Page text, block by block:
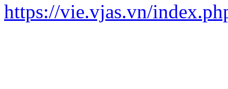
https://vie.vjas.vn/